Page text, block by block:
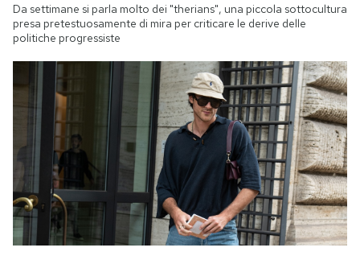
Da settimane si parla molto dei "therians", una piccola sottocultura
presa pretestuosamente di mira per criticare le derive delle
politiche progressiste